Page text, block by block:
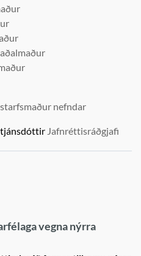
aðalmaður
starfsmaður nefndar
Jafnréttisráðgjafi
vegna nýrra